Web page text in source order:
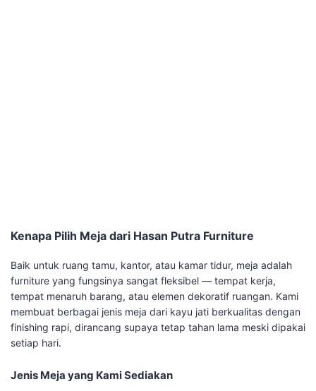
Kenapa Pilih Meja dari Hasan Putra Furniture
Baik untuk ruang tamu, kantor, atau kamar tidur, meja adalah
furniture yang fungsinya sangat fleksibel — tempat kerja,
tempat menaruh barang, atau elemen dekoratif ruangan. Kami
membuat berbagai jenis meja dari kayu jati berkualitas dengan
finishing rapi, dirancang supaya tetap tahan lama meski dipakai
setiap hari.
Jenis Meja yang Kami Sediakan